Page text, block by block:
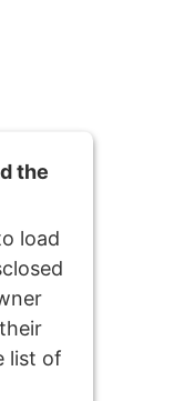
the
load
list of